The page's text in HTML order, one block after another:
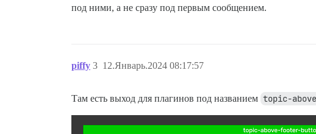
под ними, а не сразу под первым сообщением.
piffy 12.Январь.2024 08:17:57
3
Там есть выход для плагинов под названием topic-